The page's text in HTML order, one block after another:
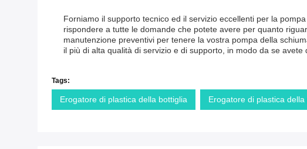
Forniamo il supporto tecnico ed il servizio eccellenti per la
rispondere a tutte le domande che potete avere per quanto
manutenzione preventivi per tenere la vostra pompa della
il più di alta qualità di servizio e di supporto, in modo da se
Tags:
Erogatore di plastica della bottiglia Erogatore di plastica della